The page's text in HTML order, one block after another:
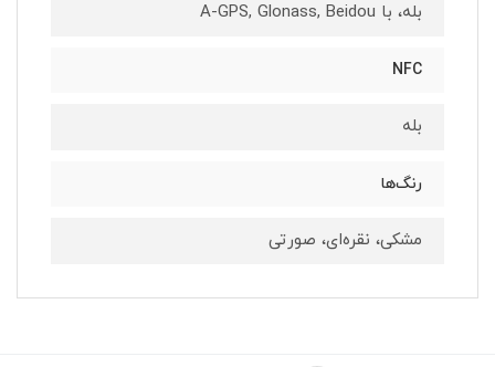
بله، با A-GPS, Glonass, Beidou
NFC
بله
رنگ‌ها
مشکی، نقره‌ای، صورتی